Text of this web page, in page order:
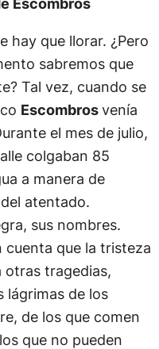
hay que llorar. ¿Pero
sabremos que
Tal vez, cuando se
Escombrosvenía
el mes de julio,
colgaban 85
a manera de
atentado.
sus nombres.
cuenta que la tristeza
otras tragedias,
lágrimas de los
de los que comen
que no pueden